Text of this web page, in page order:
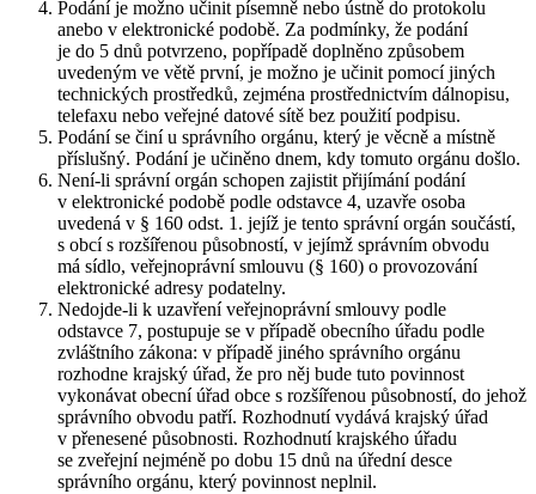
Podání je možno učinit písemně nebo ústně do protokolu
anebo v elektronické podobě. Za podmínky, že podání
je do 5 dnů potvrzeno, popřípadě doplněno způsobem
uvedeným ve větě první, je možno je učinit pomocí jiných
technických prostředků, zejména prostřednictvím dálnopisu,
telefaxu nebo veřejné datové sítě bez použití podpisu.
Podání se činí u správního orgánu, který je věcně a místně
příslušný. Podání je učiněno dnem, kdy tomuto orgánu došlo.
Není-li správní orgán schopen zajistit přijímání podání
v elektronické podobě podle odstavce 4, uzavře osoba
uvedená v § 160 odst. 1. jejíž je tento správní orgán součástí,
s obcí s rozšířenou působností, v jejímž správním obvodu
má sídlo, veřejnoprávní smlouvu (§ 160) o provozování
elektronické adresy podatelny.
Nedojde-li k uzavření veřejnoprávní smlouvy podle
odstavce 7, postupuje se v případě obecního úřadu podle
zvláštního zákona: v případě jiného správního orgánu
rozhodne krajský úřad, že pro něj bude tuto povinnost
vykonávat obecní úřad obce s rozšířenou působností, do jehož
správního obvodu patří. Rozhodnutí vydává krajský úřad
v přenesené působnosti. Rozhodnutí krajského úřadu
se zveřejní nejméně po dobu 15 dnů na úřední desce
správního orgánu, který povinnost neplnil.